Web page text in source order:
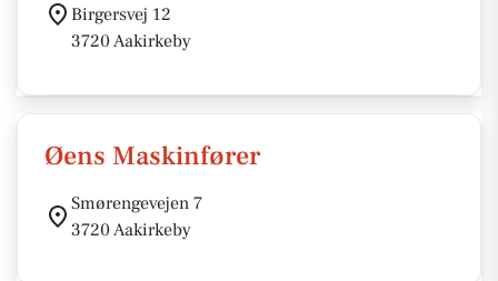
Birgersvej 12
3720 Aakirkeby
Øens Maskinfører
Smørengevejen 7
3720 Aakirkeby